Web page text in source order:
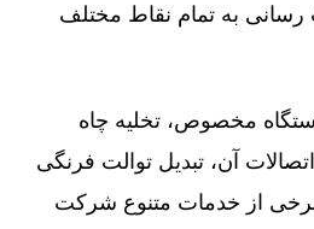
رسانی به تمام نقاط مختلف
دستگاه مخصوص، تخلیه چاه
آن، تبدیل توالت فرنگی
برخی از خدمات متنوع شرکت